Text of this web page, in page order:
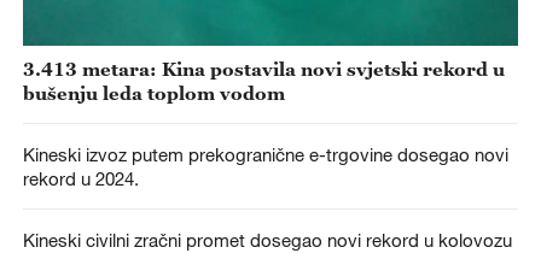
3.413 metara: Kina postavila novi svjetski rekord u
bušenju leda toplom vodom
Kineski izvoz putem prekogranične e-trgovine dosegao novi
rekord u 2024.
Kineski civilni zračni promet dosegao novi rekord u kolovozu